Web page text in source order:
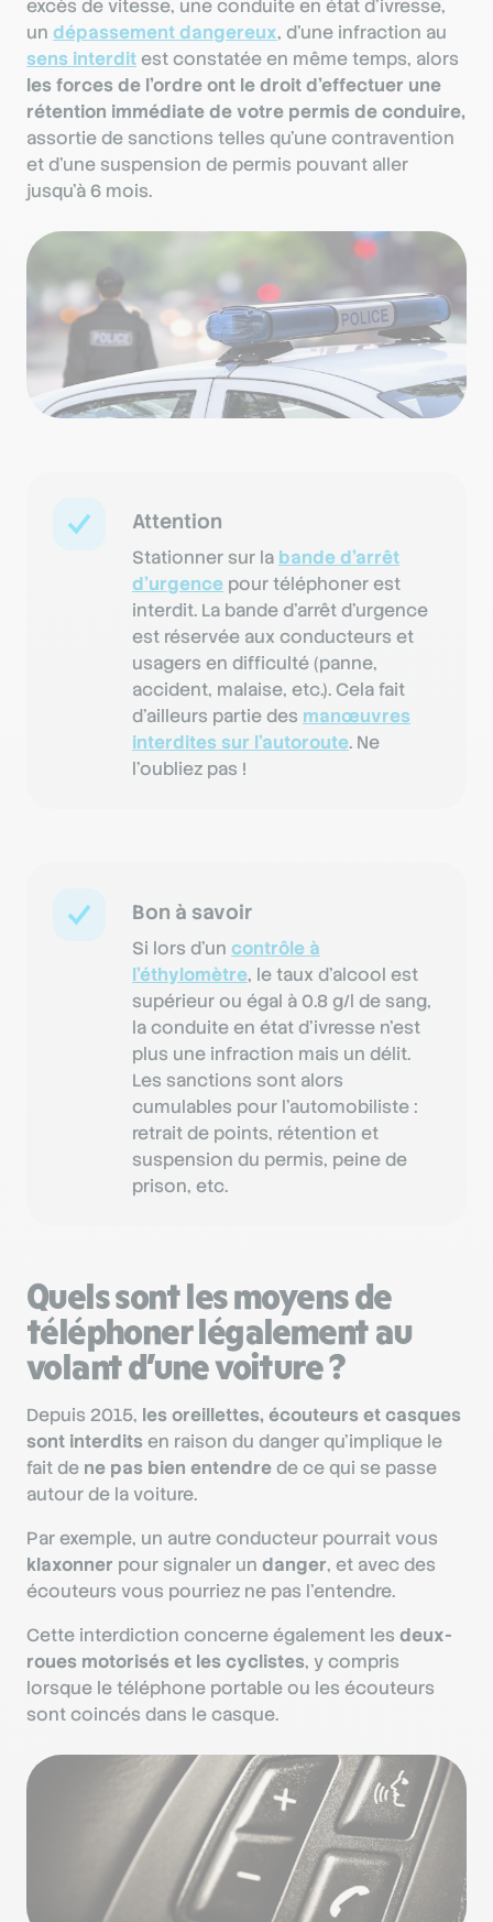
excès de vitesse, une conduite en état d’ivresse,
un dépassement dangereux, d’une infraction au
sens interditest constatée en même temps, alors
les forces de l’ordre ont le droit d’effectuer une
rétention immédiate de votre permis de conduire,
assortie de sanctions telles qu’une contravention
et d’une suspension de permis pouvant aller
jusqu’à 6 mois.
Attention
Stationner sur la bande d’arrêt
d’urgence pour téléphoner est
interdit. La bande d’arrêt d’urgence
est réservée aux conducteurs et
usagers en difficulté (panne,
accident, malaise, etc.). Cela fait
d’ailleurs partie des manœuvres
interdites sur l’autoroute. Ne
l’oubliez pas !
Bon à savoir
Si lors d’un contrôle à
l’éthylomètre, le taux d'alcool est
supérieur ou égal à 0.8 g/l de sang,
la conduite en état d’ivresse n’est
plus une infraction mais un délit.
Les sanctions sont alors
cumulables pour l’automobiliste :
retrait de points, rétention et
suspension du permis, peine de
prison, etc.
Quels sont les moyens de
téléphoner légalement au
volant d’une voiture ?
Depuis 2015, les oreillettes, écouteurs et casques
sont interditsen raison du danger qu’implique le
fait de ne pas bien entendrede ce qui se passe
autour de la voiture.
Par exemple, un autre conducteur pourrait vous
klaxonner pour signaler un danger, et avec des
écouteurs vous pourriez ne pas l’entendre.
Cette interdiction concerne également les deux-
roues motorisés et les cyclistes, y compris
lorsque le téléphone portable ou les écouteurs
sont coincés dans le casque.